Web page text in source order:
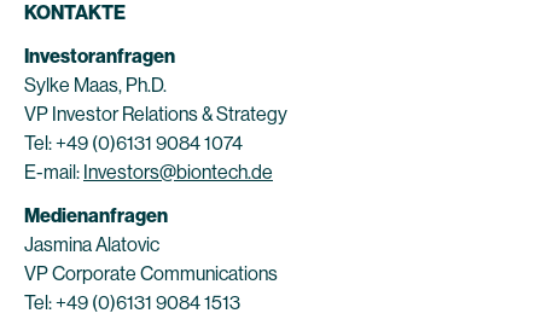
KONTAKTE
Investoranfragen
Sylke Maas, Ph.D.
VP Investor Relations & Strategy
Tel: +49 (0)6131 9084 1074
E-mail: Investors@biontech.de
Medienanfragen
Jasmina Alatovic
VP Corporate Communications
Tel: +49 (0)6131 9084 1513